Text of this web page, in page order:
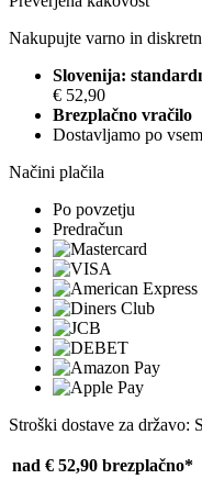
Nakupujte varno in
Slovenija:
€ 52,90
Brezplačno vračilo
Dostavljamo po
Načini plačila
Po povzetju
Predračun
Stroški dostave za državo:
nad € 52,90 brezplačno*